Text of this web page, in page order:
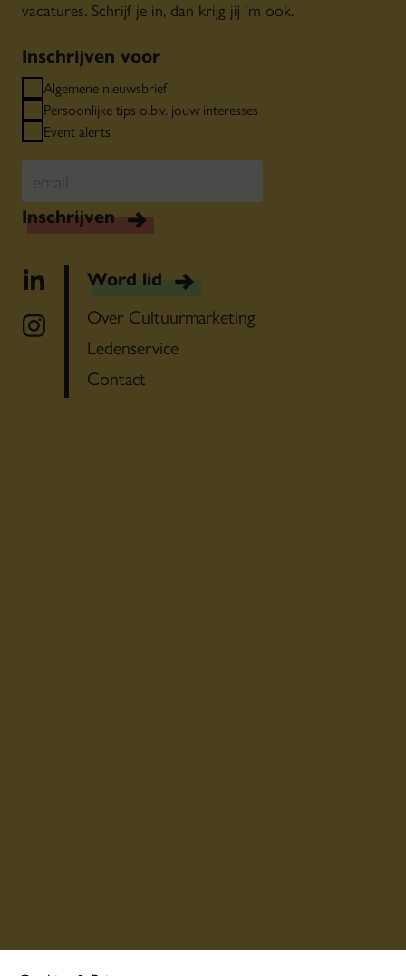
Exclusief voor
vacatures. Schrijf je in, dan krijg jij ‘m ook.
Inschrijven voor
Algemene nieuwsbrief
Persoonlijke tips o.b.v. jouw interesses
Event alerts
Inschrijven
Word lid
Over Cultuurmarketing
Ledenservice
Contact